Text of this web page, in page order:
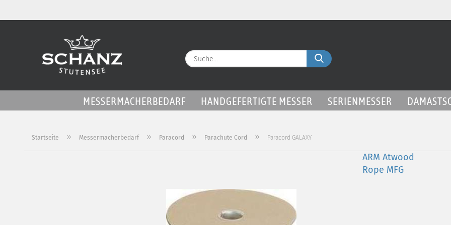
Suche...
MESSERMACHERBEDARF HANDGEFERTIGTE MESSER SERIENMESSER
Startseite » Messermacherbedarf » Paracord » Parachute Cord » Paracord GALAXY
ARM Atwood
Rope MFG